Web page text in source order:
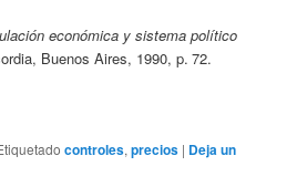
económica y sistema político
Buenos Aires, 1990, p. 72.
controles,precios | Deja un